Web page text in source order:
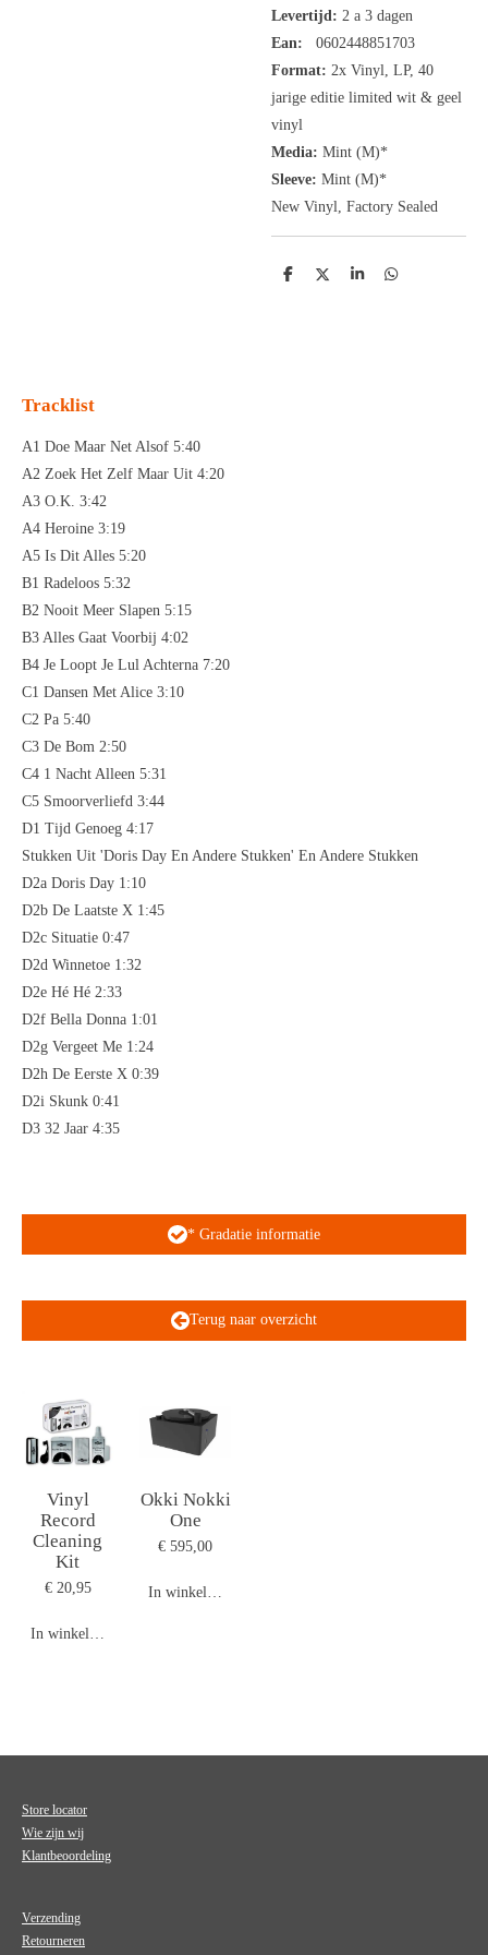
Levertijd: 2 a 3 dagen
Ean:
0602448851703
Format: 2x Vinyl, LP, 40
jarige editie limited wit & geel
vinyl
Media: Mint (M)*
Sleeve: Mint (M)*
New Vinyl, Factory Sealed
D
D
S
D
Tracklist
A1 Doe Maar Net Alsof 5:40
A2 Zoek Het Zelf Maar Uit 4:20
A3 O.K. 3:42
A4 Heroine 3:19
A5 Is Dit Alles 5:20
B1 Radeloos 5:32
B2 Nooit Meer Slapen 5:15
B3 Alles Gaat Voorbij 4:02
B4 Je Loopt Je Lul Achterna 7:20
C1 Dansen Met Alice 3:10
C2 Pa 5:40
C3 De Bom 2:50
C4 1 Nacht Alleen 5:31
C5 Smoorverliefd 3:44
D1 Tijd Genoeg 4:17
Stukken Uit 'Doris Day En Andere Stukken' En Andere Stukken
D2a Doris Day 1:10
D2b De Laatste X 1:45
D2c Situatie 0:47
D2d Winnetoe 1:32
D2e Hé Hé 2:33
D2f Bella Donna 1:01
D2g Vergeet Me 1:24
D2h De Eerste X 0:39
D2i Skunk 0:41
D3 32 Jaar 4:35
* Gradatie informatie
Terug naar overzicht
Vinyl
Record
Cleaning
Kit
€ 20,95
In winkelwagen
Okki Nokki
One
€ 595,00
In winkelwagen
Store locator
Wie zijn wij
Klantbeoordeling
Verzending
Retourneren